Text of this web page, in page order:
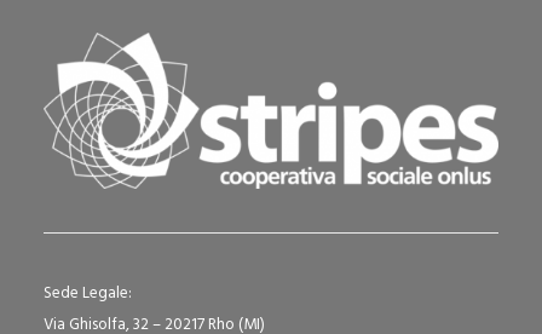
Sede Legale:
Via Ghisolfa, 32 – 20217 Rho (MI)